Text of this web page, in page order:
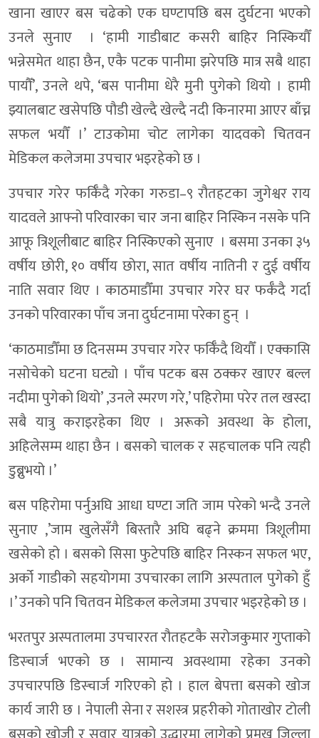
खाना खाएर बस चढेको एक घण्टापछि बस दुर्घटना भएको
उनले सुनाए । ‘हामी गाडीबाट कसरी बाहिर निस्कियौँ
भन्नेसमेत थाहा छैन, एकै पटक पानीमा झरेपछि मात्र सबै थाहा
पायौँ’, उनले थपे, ‘बस पानीमा धेरै मुनी पुगेको थियो । हामी
झ्यालबाट खसेपछि पौडी खेल्दै खेल्दै नदी किनारमा आएर बाँच्न
सफल भयौँ ।’ टाउकोमा चोट लागेका यादवको चितवन
मेडिकल कलेजमा उपचार भइरहेको छ ।
उपचार गरेर फर्किँदै गरेका गरुडा–९ रौतहटका जुगेश्वर राय
यादवले आफ्नो परिवारका चार जना बाहिर निस्किन नसके पनि
आफू त्रिशूलीबाट बाहिर निस्किएको सुनाए । बसमा उनका ३५
वर्षीय छोरी, १० वर्षीय छोरा, सात वर्षीय नातिनी र दुई वर्षीय
नाति सवार थिए । काठमाडौँमा उपचार गरेर घर फर्कँदै गर्दा
उनको परिवारका पाँच जना दुर्घटनामा परेका हुन् ।
‘काठमाडौँमा छ दिनसम्म उपचार गरेर फर्किँदै थियौँ । एक्कासि
नसोचेको घटना घट्यो । पाँच पटक बस ठक्कर खाएर बल्ल
नदीमा पुगेको थियो’ ,उनले स्मरण गरे,’ पहिरोमा परेर तल खस्दा
सबै यात्रु कराइरहेका थिए । अरूको अवस्था के होला,
अहिलेसम्म थाहा छैन । बसको चालक र सहचालक पनि त्यही
डुब्नुभयो ।’
बस पहिरोमा पर्नुअघि आधा घण्टा जति जाम परेको भन्दै उनले
सुनाए ,’जाम खुलेसँगै बिस्तारै अघि बढ्ने क्रममा त्रिशूलीमा
खसेको हो । बसको सिसा फुटेपछि बाहिर निस्कन सफल भए,
अर्को गाडीको सहयोगमा उपचारका लागि अस्पताल पुगेको हुँ
।’ उनको पनि चितवन मेडिकल कलेजमा उपचार भइरहेको छ ।
भरतपुर अस्पतालमा उपचाररत रौतहटकै सरोजकुमार गुप्ताको
डिस्चार्ज भएको छ । सामान्य अवस्थामा रहेका उनको
उपचारपछि डिस्चार्ज गरिएको हो । हाल बेपत्ता बसको खोज
कार्य जारी छ । नेपाली सेना र सशस्त्र प्रहरीको गोताखोर टोली